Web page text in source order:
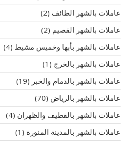
عاملات بالشهر الطائف (2)
عاملات بالشهر القصيم (2)
عاملات بالشهر بأبها وخميس مشيط (4)
عاملات بالشهر بالخرج (1)
عاملات بالشهر بالدمام والخبر (19)
عاملات بالشهر بالرياض (70)
عاملات بالشهر بالقطيف والظهران (4)
عاملات بالشهر بالمدينة المنورة (1)